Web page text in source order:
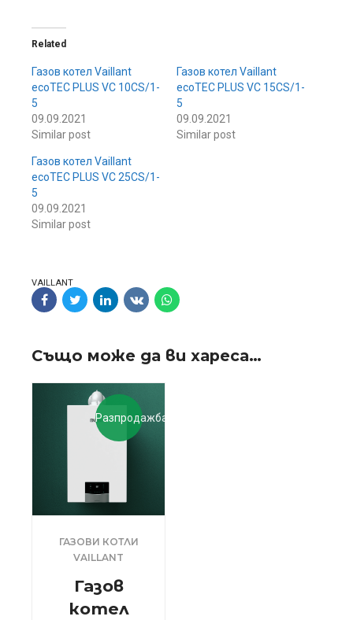
Related
Газов котел Vaillant
ecoTEC PLUS VC 10CS/1-
5
09.09.2021
Similar post
Газов котел Vaillant
ecoTEC PLUS VC 15CS/1-
5
09.09.2021
Similar post
Газов котел Vaillant
ecoTEC PLUS VC 25CS/1-
5
09.09.2021
Similar post
VAILLANT
Също може да ви хареса…
Разпродажба!
ГАЗОВИ КОТЛИ
VAILLANT
Газов
котел